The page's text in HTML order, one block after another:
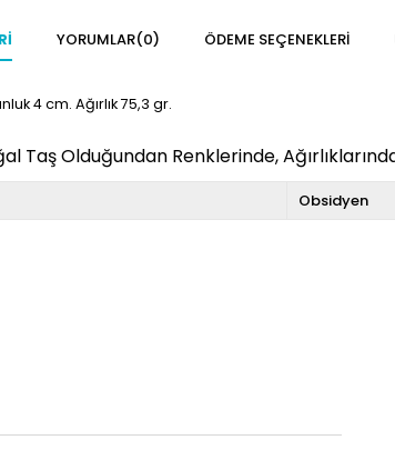
YORUMLAR(0) ÖDEME SEÇENEKLERI
4 cm. Ağırlık 75,3 gr.
Taş Olduğundan Renklerinde,
Obsidyen